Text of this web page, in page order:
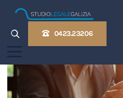
0423.23206